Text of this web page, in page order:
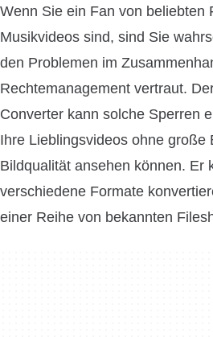
Wenn Sie ein Fan von beliebten
Musikvideos sind, sind Sie
den Problemen im
Rechtemanagement vertraut.
Converter kann solche Sperren
Ihre Lieblingsvideos ohne große
Bildqualität ansehen können. Er
verschiedene Formate
einer Reihe von bekannten